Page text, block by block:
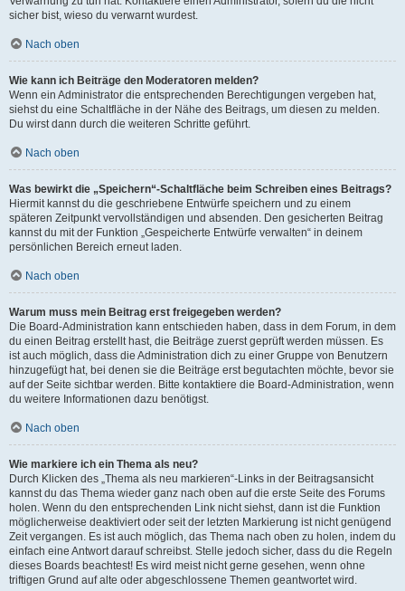
sicher bist, wieso du verwarnt wurdest.
Nach oben
Wie kann ich Beiträge den Moderatoren melden?
Wenn ein Administrator die entsprechenden Berechtigungen vergeben hat,
siehst du eine Schaltfläche in der Nähe des Beitrags, um diesen zu melden.
Du wirst dann durch die weiteren Schritte geführt.
Nach oben
Was bewirkt die „Speichern“-Schaltfläche beim Schreiben eines Beitrags?
Hiermit kannst du die geschriebene Entwürfe speichern und zu einem
späteren Zeitpunkt vervollständigen und absenden. Den gesicherten Beitrag
kannst du mit der Funktion „Gespeicherte Entwürfe verwalten“ in deinem
persönlichen Bereich erneut laden.
Nach oben
Warum muss mein Beitrag erst freigegeben werden?
Die Board-Administration kann entschieden haben, dass in dem Forum, in dem
du einen Beitrag erstellt hast, die Beiträge zuerst geprüft werden müssen. Es
ist auch möglich, dass die Administration dich zu einer Gruppe von Benutzern
hinzugefügt hat, bei denen sie die Beiträge erst begutachten möchte, bevor sie
auf der Seite sichtbar werden. Bitte kontaktiere die Board-Administration, wenn
du weitere Informationen dazu benötigst.
Nach oben
Wie markiere ich ein Thema als neu?
Durch Klicken des „Thema als neu markieren“-Links in der Beitragsansicht
kannst du das Thema wieder ganz nach oben auf die erste Seite des Forums
holen. Wenn du den entsprechenden Link nicht siehst, dann ist die Funktion
möglicherweise deaktiviert oder seit der letzten Markierung ist nicht genügend
Zeit vergangen. Es ist auch möglich, das Thema nach oben zu holen, indem du
einfach eine Antwort darauf schreibst. Stelle jedoch sicher, dass du die Regeln
dieses Boards beachtest! Es wird meist nicht gerne gesehen, wenn ohne
triftigen Grund auf alte oder abgeschlossene Themen geantwortet wird.